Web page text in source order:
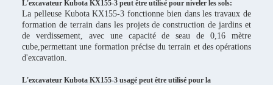
L'excavateur Kubota KX155-3 peut être utilisé pour niveler les sols:
La pelleuse Kubota KX155-3 fonctionne bien dans les travaux de
formation de terrain dans les projets de construction de jardins et
de verdissement, avec une capacité de seau de 0,16 mètre
cube,permettant une formation précise du terrain et des opérations
d'excavation.
L'excavateur Kubota KX155-3 usagé peut être utilisé pour la